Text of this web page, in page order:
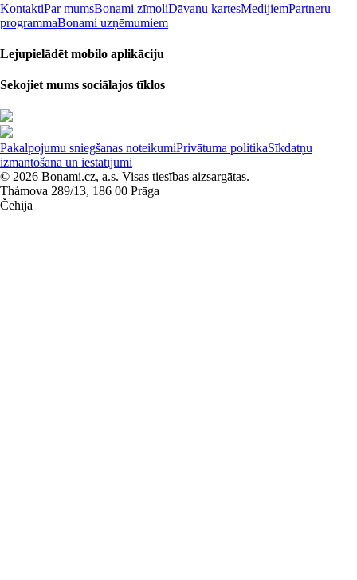
KontaktiPar mumsBonami zīmoliDāvanu kartesMedijiemPartneru
programmaBonami uzņēmumiem
Lejupielādēt mobilo aplikāciju
Sekojiet mums sociālajos tīklos
Pakalpojumu sniegšanas noteikumiPrivātuma politikaSīkdatņu
izmantošana un iestatījumi
© 2026 Bonami.cz, a.s. Visas tiesības aizsargātas.
Thámova 289/13, 186 00 Prāga
Čehija